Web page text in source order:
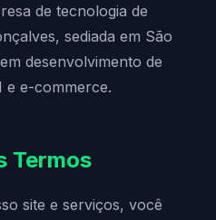
de tecnologia de
sediada em São
desenvolvimento de
e e-commerce.
Termos
site e serviços, você